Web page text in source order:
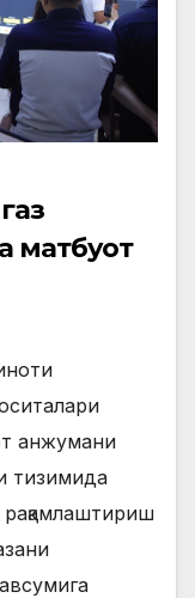
матбуот
анжумани
тизимида